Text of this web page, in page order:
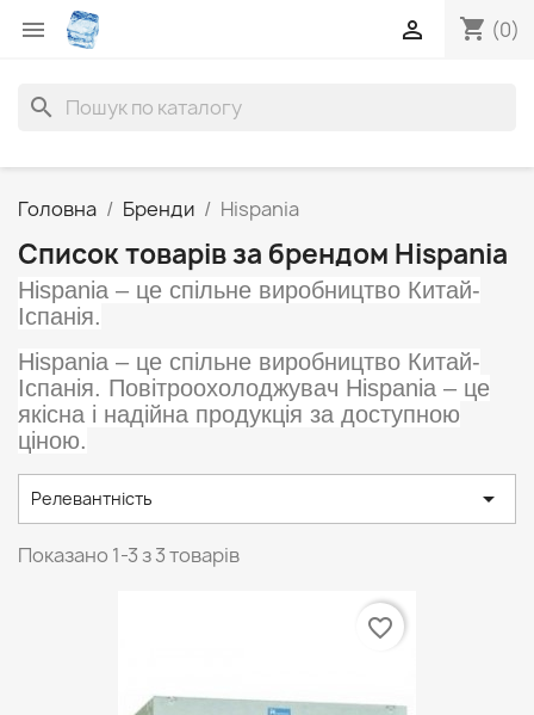
 shopping_cart (0)

search
Головна Бренди Hispania
Список товарів за брендом Hispania
Hispania – це спільне виробництво Китай-
Іспанія.
Hispania – це спільне виробництво Китай-
Іспанія. Повітроохолоджувач Hispania – це
якісна і надійна продукція за доступною
ціною.
Релевантність 
Показано 1-3 з 3 товарів
favorite_border